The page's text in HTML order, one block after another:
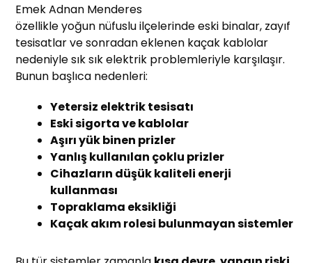
Emek Adnan Menderes
özellikle yoğun nüfuslu ilçelerinde eski binalar, zayıf
tesisatlar ve sonradan eklenen kaçak kablolar
nedeniyle sık sık elektrik problemleriyle karşılaşır.
Bunun başlıca nedenleri:
Yetersiz elektrik tesisatı
Eski sigorta ve kablolar
Aşırı yük binen prizler
Yanlış kullanılan çoklu prizler
Cihazların düşük kaliteli enerji
kullanması
Topraklama eksikliği
Kaçak akım rolesi bulunmayan sistemler